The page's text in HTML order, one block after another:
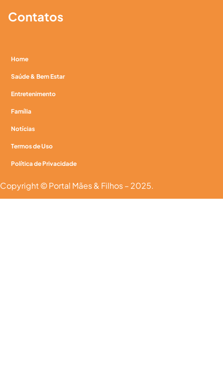
Contatos
Home
Saúde & Bem Estar
Entretenimento
Família
Notícias
Termos de Uso
Política de Privacidade
Copyright © Portal Mães & Filhos – 2025.